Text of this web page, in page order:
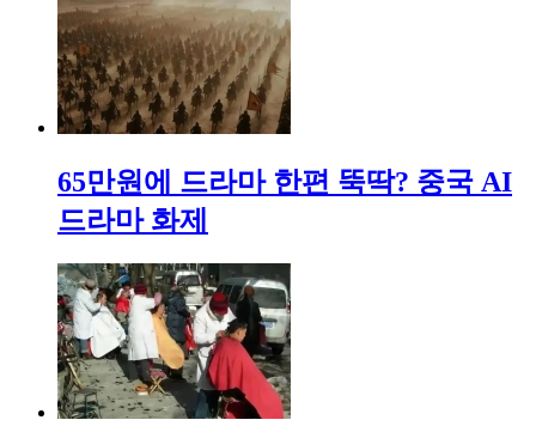
65만원에 드라마 한편 뚝딱? 중국 AI
드라마 화제